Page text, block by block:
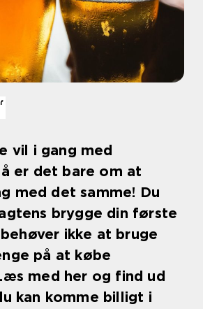
vil i gang med
er det bare om at
med det samme! Du
brygge din første
ikke at bruge
på at købe
med her og find ud
kan komme billigt i